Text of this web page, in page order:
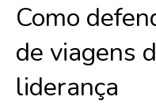
Como
de viagens
liderança